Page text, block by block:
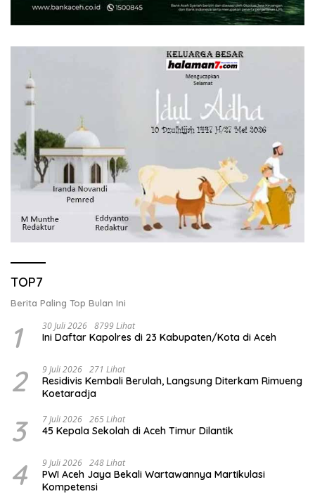
TOP7
Berita Paling Top Bulan Ini
1 30 Juli 2026 8799 Lihat
Ini Daftar Kapolres di 23 Kabupaten/Kota di Aceh
2 9 Juli 2026 271 Lihat
Residivis Kembali Berulah, Langsung Diterkam Rimueng
Koetaradja
3 7 Juli 2026 265 Lihat
45 Kepala Sekolah di Aceh Timur Dilantik
4 9 Juli 2026 248 Lihat
PWI Aceh Jaya Bekali Wartawannya Martikulasi
Kompetensi